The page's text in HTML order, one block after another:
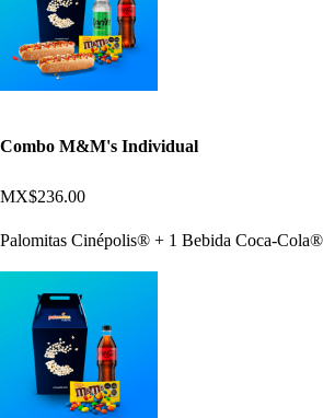
Combo M&M's Individual
MX$236.00
Palomitas Cinépolis® + 1 Bebida Coca-